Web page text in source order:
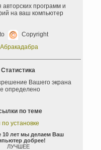
авторских программ и
на ваш компьютер
Copyright
Абракадабра
Статистика
Вашего экрана
определено
по теме
установке
10 лет мы делаем Ваш
добрее!
ЛУЧШЕЕ